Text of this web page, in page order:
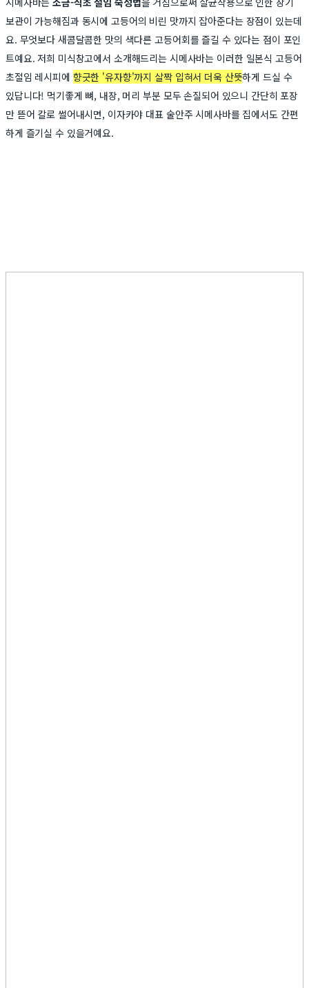
보관이 가능해짐과 동시에 고등어의 비린 맛까지 잡아준다는 장점이 있는데
요. 무엇보다 새콤달콤한 맛의 색다른 고등어회를 즐길 수 있다는 점이 포인
트예요. 저희 미식창고에서 소개해드리는 시메사바는 이러한 일본식 고등어
초절임 레시피에 향긋한 '유자향'까지 살짝 입혀서 더욱 산뜻하게 드실 수
있답니다! 먹기좋게 뼈, 내장, 머리 부분 모두 손질되어 있으니 간단히 포장
만 뜯어 칼로 썰어내시면, 이자카야 대표 술안주 시메사바를 집에서도 간편
하게 즐기실 수 있을거예요.